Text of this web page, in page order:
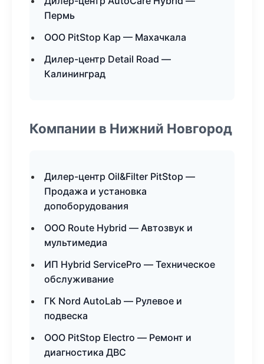
Пермь
ООО PitStop Кар — Махачкала
Дилер-центр Detail Road —
Калининград
Компании в Нижний Новгород
Дилер-центр Oil&Filter PitStop —
Продажа и установка
допоборудования
ООО Route Hybrid — Автозвук и
мультимедиа
ИП Hybrid ServicePro — Техническое
обслуживание
ГК Nord AutoLab — Рулевое и
подвеска
ООО PitStop Electro — Ремонт и
диагностика ДВС